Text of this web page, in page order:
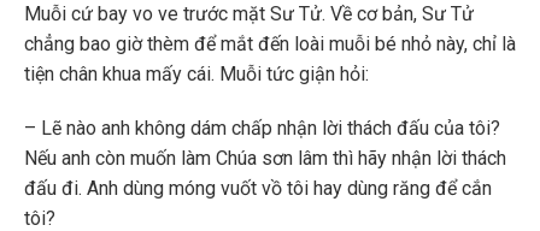
Muỗi cứ bay vo ve trước mặt Sư Tử. Về cơ bản, Sư Tử
chẳng bao giờ thèm để mắt đến loài muỗi bé nhỏ này, chỉ là
tiện chân khua mấy cái. Muỗi tức giận hỏi:
– Lẽ nào anh không dám chấp nhận lời thách đấu của tôi?
Nếu anh còn muốn làm Chúa sơn lâm thì hãy nhận lời thách
đấu đi. Anh dùng móng vuốt vồ tôi hay dùng răng để cắn
tôi?